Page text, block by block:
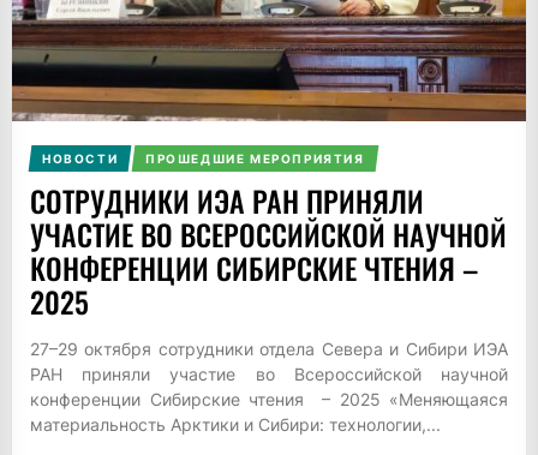
НОВОСТИ ПРОШЕДШИЕ МЕРОПРИЯТИЯ
СОТРУДНИКИ ИЭА РАН ПРИНЯЛИ
УЧАСТИЕ ВО ВСЕРОССИЙСКОЙ НАУЧНОЙ
КОНФЕРЕНЦИИ СИБИРСКИЕ ЧТЕНИЯ –
2025
27–29 октября сотрудники отдела Севера и Сибири ИЭА
РАН приняли участие во Всероссийской научной
конференции Сибирские чтения – 2025 «Меняющаяся
материальность Арктики и Сибири: технологии,...